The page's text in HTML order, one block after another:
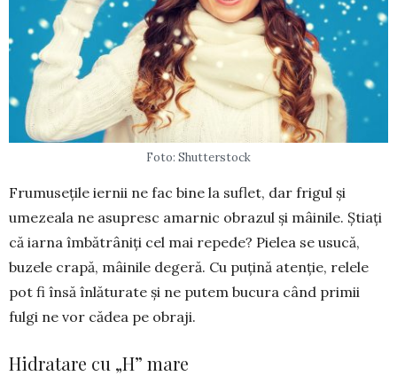
Foto: Shutterstock
Frumusețile iernii ne fac bine la suflet, dar frigul și
umezeala ne asupresc amarnic obrazul și mâi­nile. Știați
că iarna îmbătrâniți cel mai repede? Pielea se usucă,
buzele cra­pă, mâinile degeră. Cu puțină atenție, relele
pot fi însă înlăturate și ne pu­tem bucura când primii
fulgi ne vor cădea pe obraji.
Hidratare cu „H” mare